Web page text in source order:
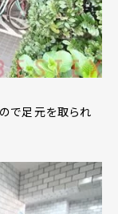
で足元を取られ